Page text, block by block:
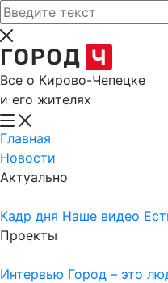
Все о Кирово-Чепецке
и его жителях
Главная
Новости
Актуально
Кадр дня Наше видео
Проекты
Интервью Город – это